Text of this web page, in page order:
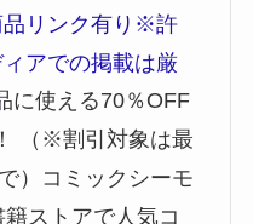
に使える70％OFF
（※割引対象は最
）コミックシーモ
ストアで人気コ